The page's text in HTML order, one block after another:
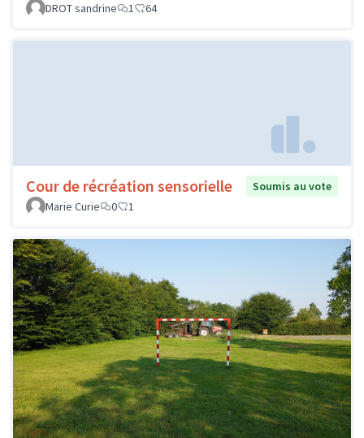
DROT sandrine 1 64
Cour de récréation sensorielle
Soumis au vote
Marie Curie
0 1